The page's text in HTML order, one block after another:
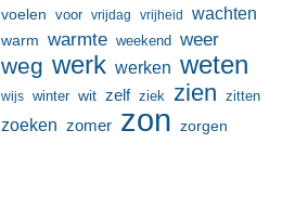
voelen voor vrijdag vrijheid wachten
warm warmte weekend weer
weg werk werken weten
wijs winter wit zelf ziek zien zitten
zoeken zomer zon zorgen